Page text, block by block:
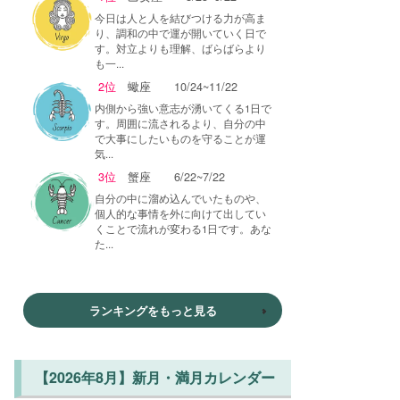
今日は人と人を結びつける力が高ま
り、調和の中で運が開いていく日で
す。対立よりも理解、ばらばらより
も一...
2位 蠍座 10/24~11/22
内側から強い意志が湧いてくる1日で
す。周囲に流されるより、自分の中
で大事にしたいものを守ることが運
気...
3位 蟹座 6/22~7/22
自分の中に溜め込んでいたものや、
個人的な事情を外に向けて出してい
くことで流れが変わる1日です。あな
た...
ランキングをもっと見る
【2026年8月】新月・満月カレンダー